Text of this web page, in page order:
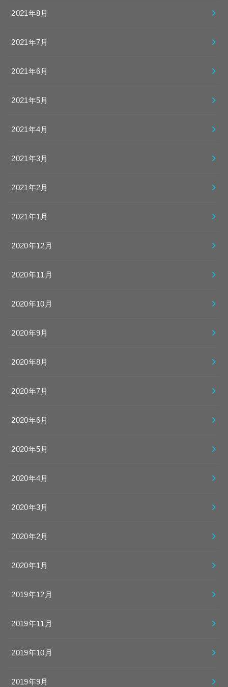
2021年8月
2021年7月
2021年6月
2021年5月
2021年4月
2021年3月
2021年2月
2021年1月
2020年12月
2020年11月
2020年10月
2020年9月
2020年8月
2020年7月
2020年6月
2020年5月
2020年4月
2020年3月
2020年2月
2020年1月
2019年12月
2019年11月
2019年10月
2019年9月